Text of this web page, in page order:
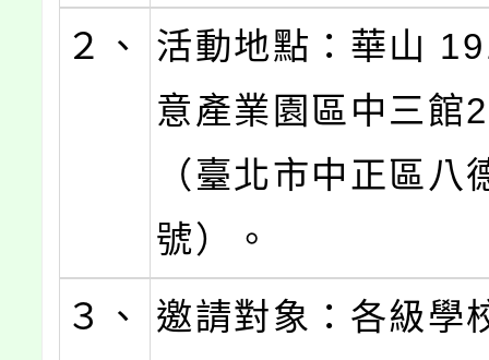
２、
活動地點：華山
意產業園區中三館
（臺北市中正區八
號）。
３、
邀請對象：各級學